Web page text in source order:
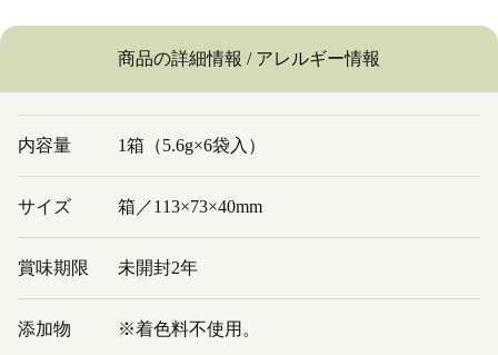
商品の詳細情報 / アレルギー情報
内容量 1箱（5.6g×6袋入）
サイズ 箱／113×73×40mm
賞味期限 未開封2年
添加物 ※着色料不使用。